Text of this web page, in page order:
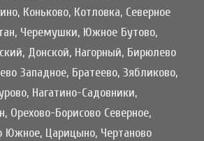
Коньково, Котловка, Северное
Черемушки, Южное Бутово,
Донской, Нагорный, Бирюлево
Западное, Братеево, Зябликово,
Нагатино-Садовники,
Орехово-Борисово Северное,
Южное, Царицыно, Чертаново